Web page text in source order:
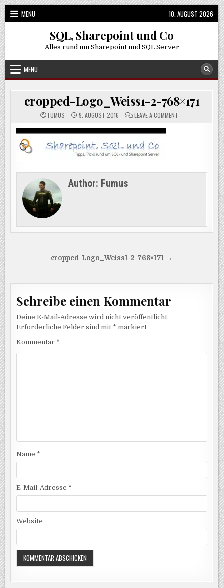
Skip
to
content
MENU 10. AUGUST 2026
SQL, Sharepoint und Co
Alles rund um Sharepoint und SQL Server
MENU
cropped-Logo_Weiss1-2-768×171
FUMUS 9. AUGUST 2016 LEAVE A COMMENT
Author: Fumus
Beitragsnavigation
cropped-Logo_Weiss1-2-768×171 →
Schreibe einen Kommentar
Deine E-Mail-Adresse wird nicht veröffentlicht.
Erforderliche Felder sind mit * markiert
Kommentar *
Name *
E-Mail-Adresse *
Website